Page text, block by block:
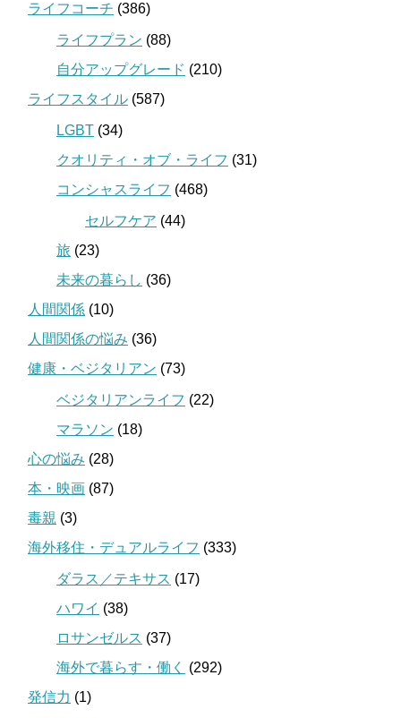
ライフコーチ (386)
ライフプラン (88)
自分アップグレード (210)
ライフスタイル (587)
LGBT (34)
クオリティ・オブ・ライフ (31)
コンシャスライフ (468)
セルフケア (44)
旅 (23)
未来の暮らし (36)
人間関係 (10)
人間関係の悩み (36)
健康・ベジタリアン (73)
ベジタリアンライフ (22)
マラソン (18)
心の悩み (28)
本・映画 (87)
毒親 (3)
海外移住・デュアルライフ (333)
ダラス／テキサス (17)
ハワイ (38)
ロサンゼルス (37)
海外で暮らす・働く
(292)
発信力 (1)